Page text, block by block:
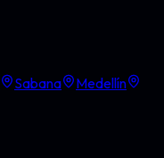
Sabana
Medellín